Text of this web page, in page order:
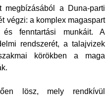
a Duna-parti
végzi: a komplex magaspart
fenntartási munkáit. A
rendszerét, a talajvizek
körökben a maga
lösz, mely rendkívül